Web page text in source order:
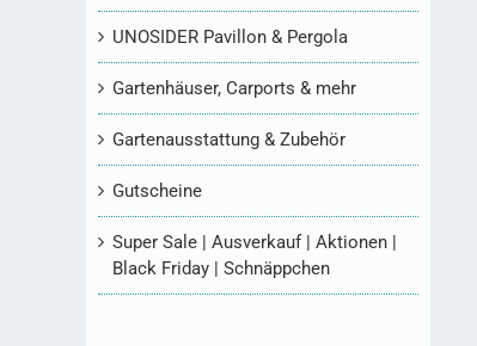
UNOSIDER Pavillon & Pergola
Gartenhäuser, Carports & mehr
Gartenausstattung & Zubehör
Gutscheine
Super Sale | Ausverkauf | Aktionen |
Black Friday | Schnäppchen